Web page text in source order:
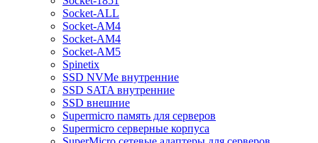
Socket-ALL
Socket-AM4
Socket-AM4
Socket-AM5
Spinetix
SSD NVMe внутренние
SSD SATA внутренние
SSD внешние
Supermicro память для серверов
Supermicro серверные корпуса